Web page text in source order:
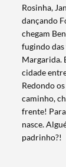
Rosinha,
dançando
chegam
fugindo
Margarida.
cidade
Redondo
caminho,
frente!
nasce.
padrinho?!